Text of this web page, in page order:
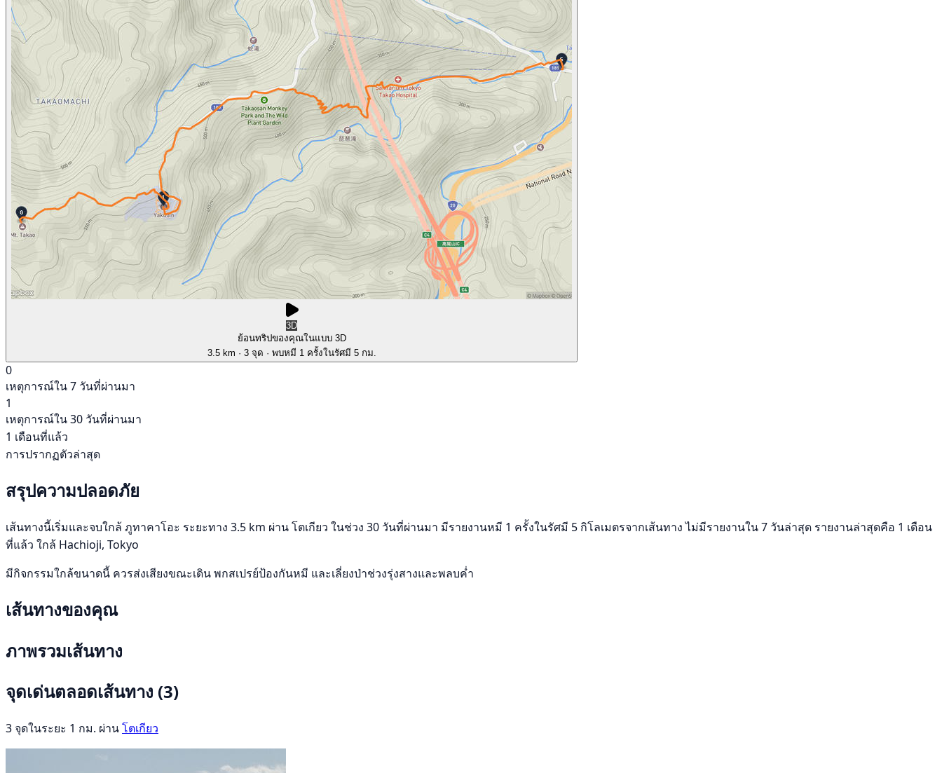
3D
ย้อนทริปของคุณในแบบ 3D
3.5 km · 3 จุด · พบหมี 1 ครั้งในรัศมี 5 กม.
0
เหตุการณ์ใน 7 วันที่ผ่านมา
1
เหตุการณ์ใน 30 วันที่ผ่านมา
1 เดือนที่แล้ว
การปรากฏตัวล่าสุด
สรุปความปลอดภัย
เส้นทางนี้เริ่มและจบใกล้ ภูทาคาโอะ ระยะทาง 3.5 km ผ่าน โตเกียว ในช่วง 30 วันที่ผ่านมา มีรายงานหมี 1 ครั้งในรัศมี 5 กิโลเมตรจากเส้นทาง ไม่มีรายงานใน 7 วันล่าสุด รายงานล่าสุดคือ 1 เดือน
ที่แล้ว ใกล้ Hachioji, Tokyo
มีกิจกรรมใกล้ขนาดนี้ ควรส่งเสียงขณะเดิน พกสเปรย์ป้องกันหมี และเลี่ยงป่าช่วงรุ่งสางและพลบค่ำ
เส้นทางของคุณ
ภาพรวมเส้นทาง
จุดเด่นตลอดเส้นทาง (3)
3 จุดในระยะ 1 กม. ผ่านโตเกียว